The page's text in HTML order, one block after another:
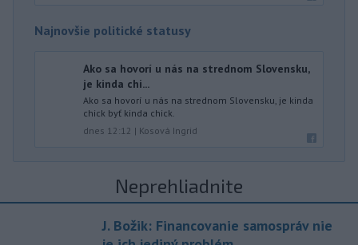
Najnovšie politické statusy
Ako sa hovorí u nás na strednom Slovensku,
je kinda chi...
Ako sa hovorí u nás na strednom Slovensku, je kinda
chick byť kinda chick.
dnes 12:12 | Kosová Ingrid
Neprehliadnite
J. Božik: Financovanie samospráv nie